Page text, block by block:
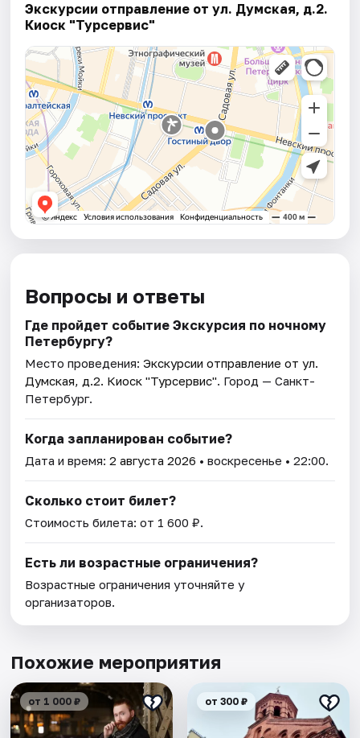
Экскурсии отправление от ул. Думская, д.2.
Киоск "Турсервис"
Вопросы и ответы
Где пройдет событие Экскурсия по ночному
Петербургу?
Место проведения:Экскурсии отправление от ул.
Думская, д.2. Киоск "Турсервис". Город — Санкт-
Петербург.
Когда запланирован событие?
Дата и время:2 августа 2026 • воскресенье • 22:00.
Сколько стоит билет?
Стоимость билета: от 1 600 ₽.
Есть ли возрастные ограничения?
Возрастные ограничения уточняйте у
организаторов.
Похожие мероприятия
от 1 000 ₽ от 300 ₽